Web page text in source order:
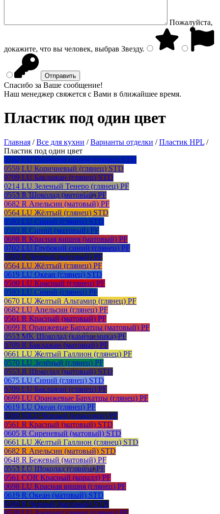
Пожалуйста,
докажите, что вы человек, выбрав Звезду.
Спасибо за Ваше сообщение!
Наш менеджер свяжется с Вами в ближайшее время.
Пластик под один цвет
Главная /Все для кухни /Варианты отделки /Пластик HPL /
Пластик под один цвет
0702 LU Глубокий синий (глянец) STD
0559 LU Коричневый (глянец) STD
0709 LU Баклажан (глянец) STD
0214 LU Зеленый Тенеро (глянец) PF
0553 R Шоколад (матовый) PF
0682 R Апельсин (матовый) PF
0564 LU Жёлтый (глянец) STD
0593 LU Синий (глянец) STD
0593 R Синий (матовый) PF
0698 R Красная вишня (матовый) PF
0702 LU Глубокий синий (глянец) PF
0509 R Черный (матовый) PF
0564 LU Жёлтый (глянец) PF
0619 LU Океан (глянец) STD
0500 LU Красный (глянец) PF
0593 LU Синий (глянец) PF
0670 LU Желтый Альтамир (глянец) PF
0682 LU Апельсин (глянец) PF
0561 R Красный (матовый) PF
0699 R Оранжевые Бархатцы (матовый) PF
0553 MK Шоколад (камень мика) PF
0709 R Баклажан (матовый) PF
0661 LU Желтый Галлион (глянец) PF
0570 LU Зелёный (глянец) PF
0553 R Шоколад (матовый) STD
0675 LU Синий (глянец) STD
0709 LU Баклажан (глянец) PF
0699 LU Оранжевые Бархатцы (глянец) PF
0619 LU Океан (глянец) PF
0509 NKD Черный (кракелюр) PF
0561 R Красный (матовый) STD
0605 R Сиреневый (матовый) STD
0661 LU Желтый Галлион (глянец) STD
0682 R Апельсин (матовый) STD
0648 R Бежевый (матовый) PF
0553 LU Шоколад (глянец) PF
0561 COR Красный (коралл) PF
0698 LU Красная вишня (глянец) PF
0619 R Океан (матовый) STD
0509 R Черный (матовый) STD